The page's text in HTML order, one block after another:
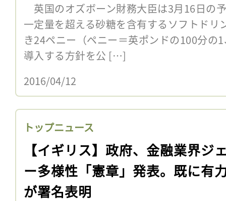
英国のオズボーン財務大臣は3月16日の
一定量を超える砂糖を含有するソフトドリ
き24ペニー（ペニー＝英ポンドの100分の
導入する方針を公 […]
2016/04/12
トップニュース
【イギリス】政府、金融業界ジ
ー多様性「憲章」発表。既に有
が署名表明